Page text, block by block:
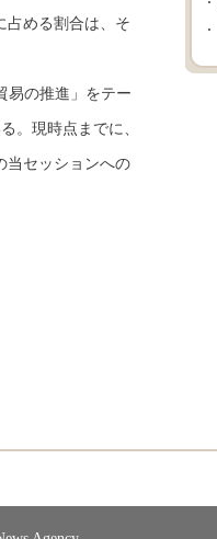
占める割合は、そ
易の推進」をテー
。現時点までに、
当セッションへの